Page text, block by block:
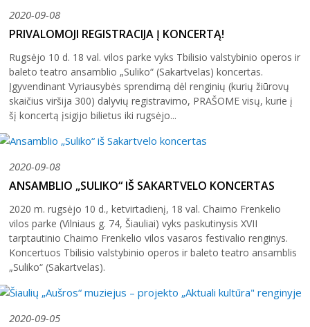
2020-09-08
PRIVALOMOJI REGISTRACIJA Į KONCERTĄ!
Rugsėjo 10 d. 18 val. vilos parke vyks Tbilisio valstybinio operos ir
baleto teatro ansamblio „Suliko“ (Sakartvelas) koncertas.
Įgyvendinant Vyriausybės sprendimą dėl renginių (kurių žiūrovų
skaičius viršija 300) dalyvių registravimo, PRAŠOME visų, kurie į
šį koncertą įsigijo bilietus iki rugsėjo...
2020-09-08
ANSAMBLIO „SULIKO“ IŠ SAKARTVELO KONCERTAS
2020 m. rugsėjo 10 d., ketvirtadienį, 18 val. Chaimo Frenkelio
vilos parke (Vilniaus g. 74, Šiauliai) vyks paskutinysis XVII
tarptautinio Chaimo Frenkelio vilos vasaros festivalio renginys.
Koncertuos Tbilisio valstybinio operos ir baleto teatro ansamblis
„Suliko“ (Sakartvelas).
2020-09-05